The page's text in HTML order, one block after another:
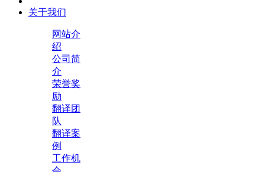
关于我们
网站介
绍
公司简
介
荣誉奖
励
翻译团
队
翻译案
例
工作机